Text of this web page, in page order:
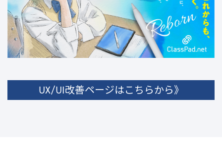
UX/UI改善ページはこちらから》